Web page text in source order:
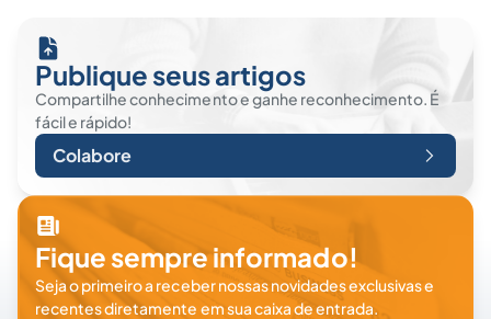
Publique seus artigos
Compartilhe conhecimento e ganhe reconhecimento. É
fácil e rápido!
Colabore
Fique sempre informado!
Seja o primeiro a receber nossas novidades exclusivas e
recentes diretamente em sua caixa de entrada.